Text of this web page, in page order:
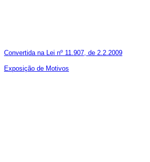
Convertida na Lei nº 11.907, de 2.2.2009
Exposição de Motivos